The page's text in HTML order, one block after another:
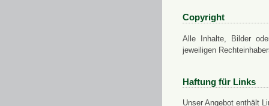
Copyright
Alle Inhalte, Bilder
jeweiligen
Haftung für Links
Unser Angebot enthält